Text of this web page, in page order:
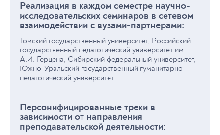
Реализация в каждом семестре научно-
исследовательских семинаров в сетевом
взаимодействии с вузами-партнерами:
Томский государственный университет, Российский
государственный педагогический университет им.
А.И. Герцена, Сибирский федеральный университет,
Южно-Уральский государственный гуманитарно-
педагогический университет
Персонифицированные треки в
зависимости от направления
преподавательской деятельности: